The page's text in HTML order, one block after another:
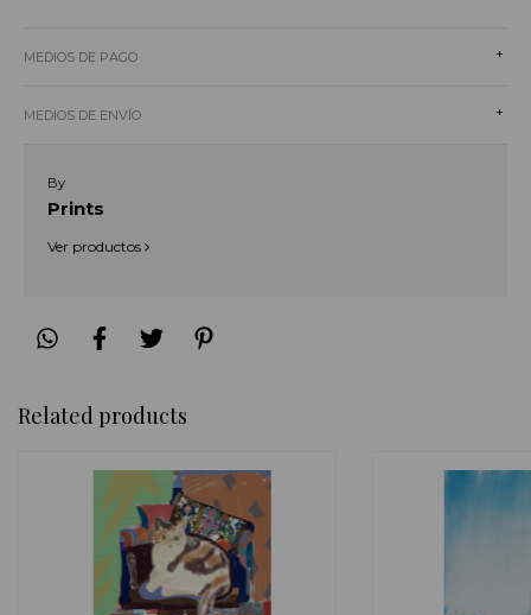
+
MEDIOS DE PAGO
+
MEDIOS DE ENVÍO
By
Prints
Ver productos
Related products